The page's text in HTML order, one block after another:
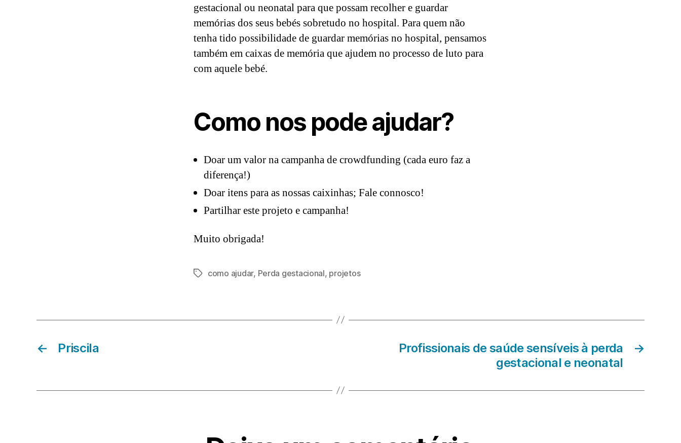
gestacional ou neonatal para que possam recolher e guardar
memórias dos seus bebés sobretudo no hospital. Para quem não
tenha tido possibilidade de guardar memórias no hospital, pensamos
também em caixas de memória que ajudem no processo de luto para
com aquele bebé.
Como nos pode ajudar?
Doar um valor na campanha de crowdfunding (cada euro faz a
diferença!)
Doar itens para as nossas caixinhas; Fale connosco!
Partilhar este projeto e campanha!
Muito obrigada!
Etiquetas
como ajudar, Perda gestacional, projetos
← Priscila →
Profissionais de saúde sensíveis à perda
gestacional e neonatal